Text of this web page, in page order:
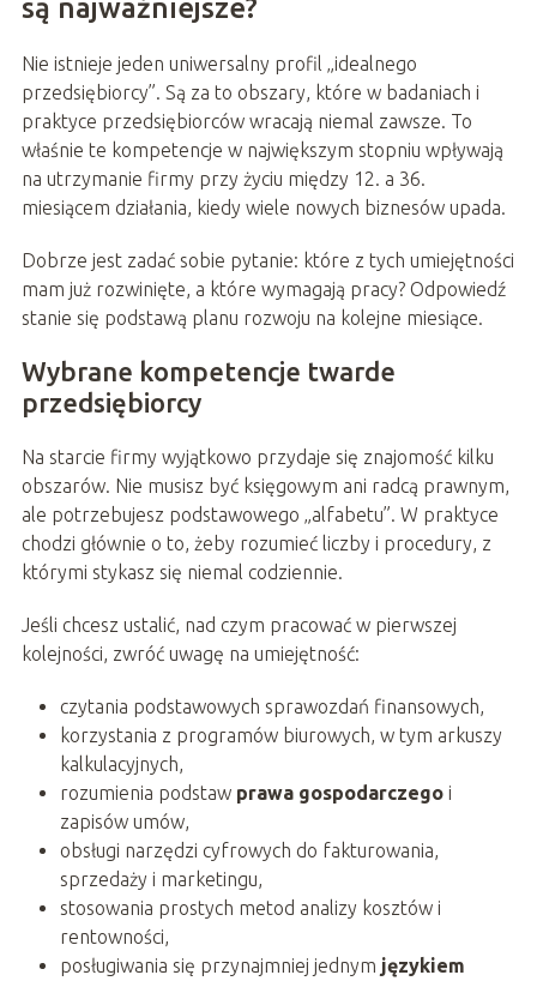
są najważniejsze?
Nie istnieje jeden uniwersalny profil „idealnego
przedsiębiorcy”. Są za to obszary, które w badaniach i
praktyce przedsiębiorców wracają niemal zawsze. To
właśnie te kompetencje w największym stopniu wpływają
na utrzymanie firmy przy życiu między 12. a 36.
miesiącem działania, kiedy wiele nowych biznesów upada.
Dobrze jest zadać sobie pytanie: które z tych umiejętności
mam już rozwinięte, a które wymagają pracy? Odpowiedź
stanie się podstawą planu rozwoju na kolejne miesiące.
Wybrane kompetencje twarde
przedsiębiorcy
Na starcie firmy wyjątkowo przydaje się znajomość kilku
obszarów. Nie musisz być księgowym ani radcą prawnym,
ale potrzebujesz podstawowego „alfabetu”. W praktyce
chodzi głównie o to, żeby rozumieć liczby i procedury, z
którymi stykasz się niemal codziennie.
Jeśli chcesz ustalić, nad czym pracować w pierwszej
kolejności, zwróć uwagę na umiejętność:
czytania podstawowych sprawozdań finansowych,
korzystania z programów biurowych, w tym arkuszy
kalkulacyjnych,
rozumienia podstaw prawa gospodarczegoi
zapisów umów,
obsługi narzędzi cyfrowych do fakturowania,
sprzedaży i marketingu,
stosowania prostych metod analizy kosztów i
rentowności,
posługiwania się przynajmniej jednym językiem